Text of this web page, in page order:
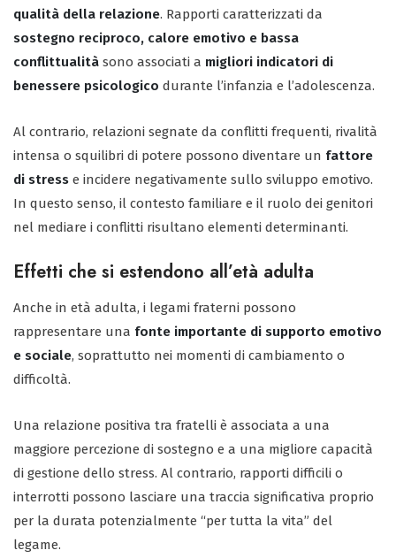
qualità della relazione. Rapporti caratterizzati da
sostegno reciproco, calore emotivo e bassa
conflittualità sono associati a migliori indicatori di
benessere psicologico durante l’infanzia e l’adolescenza.
Al contrario, relazioni segnate da conflitti frequenti, rivalità
intensa o squilibri di potere possono diventare un fattore
di stress e incidere negativamente sullo sviluppo emotivo.
In questo senso, il contesto familiare e il ruolo dei genitori
nel mediare i conflitti risultano elementi determinanti.
Effetti che si estendono all’età adulta
Anche in età adulta, i legami fraterni possono
rappresentare una fonte importante di supporto emotivo
e sociale, soprattutto nei momenti di cambiamento o
difficoltà.
Una relazione positiva tra fratelli è associata a una
maggiore percezione di sostegno e a una migliore capacità
di gestione dello stress. Al contrario, rapporti difficili o
interrotti possono lasciare una traccia significativa proprio
per la durata potenzialmente “per tutta la vita” del
legame.